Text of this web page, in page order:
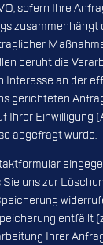
sofern Ihre
zusammenhängt
beruht die
Interesse an der
gerichteten
Ihrer Einwilligung
abgefragt wurde.
Sie uns zur
entfällt
Ihrer